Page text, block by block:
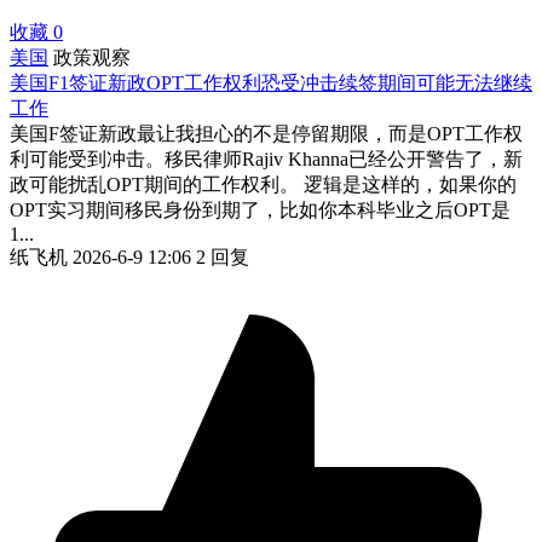
收藏 0
美国 政策观察
美国F1签证新政OPT工作权利恐受冲击续签期间可能无法继续
工作
美国F签证新政最让我担心的不是停留期限，而是OPT工作权
利可能受到冲击。移民律师Rajiv Khanna已经公开警告了，新
政可能扰乱OPT期间的工作权利。 逻辑是这样的，如果你的
OPT实习期间移民身份到期了，比如你本科毕业之后OPT是
1...
纸飞机 2026-6-9 12:06 2 回复